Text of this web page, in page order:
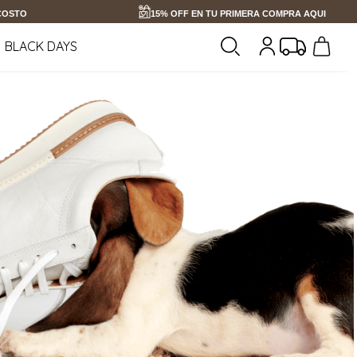
15% OFF EN TU PRIMERA COMPRA AQUI
BLACK DAYS